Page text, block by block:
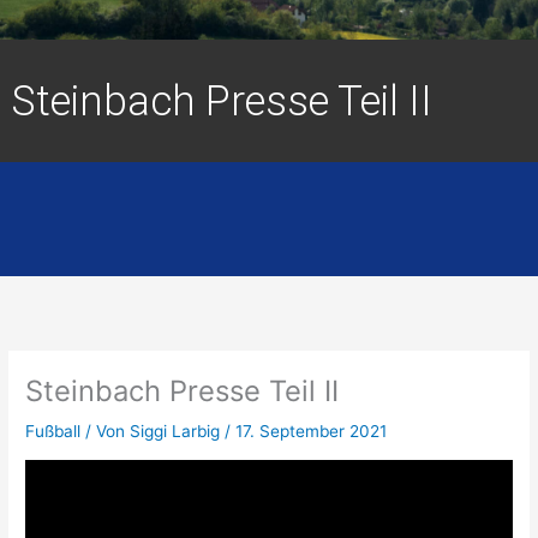
Steinbach Presse Teil II
Steinbach Presse Teil II
Fußball / Von Siggi Larbig/17. September 2021